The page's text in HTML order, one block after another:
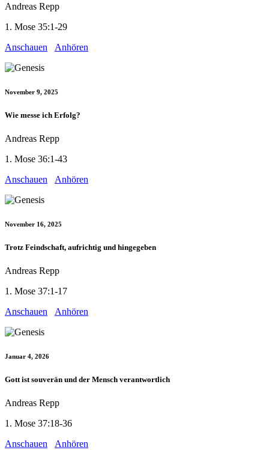
Andreas Repp
1. Mose 35:1-29
Anschauen
Anhören
November 9, 2025
Wie messe ich Erfolg?
Andreas Repp
1. Mose 36:1-43
Anschauen
Anhören
November 16, 2025
Trotz Feindschaft, aufrichtig und hingegeben
Andreas Repp
1. Mose 37:1-17
Anschauen
Anhören
Januar 4, 2026
Gott ist souverän und der Mensch verantwortlich
Andreas Repp
1. Mose 37:18-36
Anschauen
Anhören